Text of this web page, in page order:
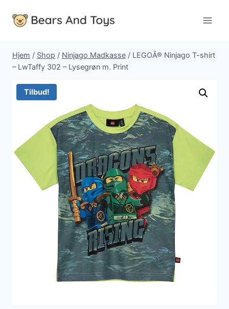
Hjem / Shop / Ninjago Madkasse / LEGOÂ® Ninjago T-shirt
– LwTaffy 302 – Lysegrøn m. Print
Tilbud!